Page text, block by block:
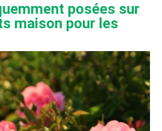
posées sur
maison pour les